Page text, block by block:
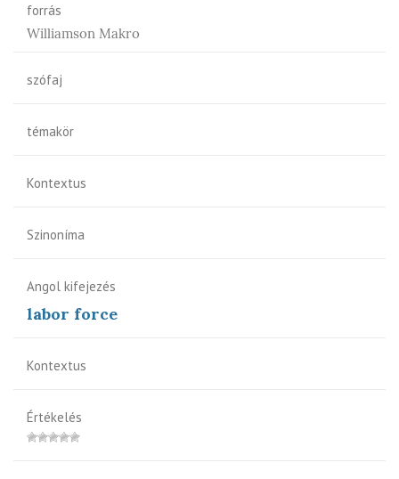
forrás
Williamson Makro
szófaj
témakör
Kontextus
Szinoníma
Angol kifejezés
labor force
Kontextus
Értékelés